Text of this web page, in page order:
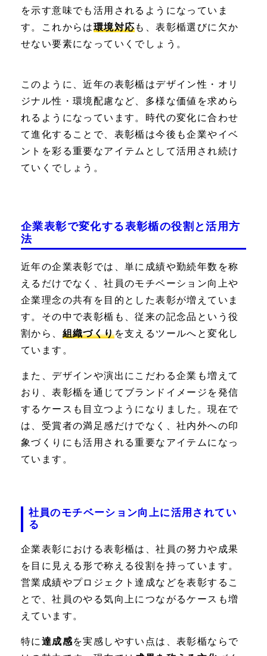
を示す意味でも活用されるようになっていま
す。これからは環境対応も、表彰楯選びに欠か
せない要素になっていくでしょう。
このように、近年の表彰楯はデザイン性・オリ
ジナル性・環境配慮など、多様な価値を求めら
れるようになっています。時代の変化に合わせ
て進化することで、表彰楯は今後も企業やイベ
ントを彩る重要なアイテムとして活用され続け
ていくでしょう。
企業表彰で変化する表彰楯の役割と活用方
法
近年の企業表彰では、単に成績や勤続年数を称
えるだけでなく、社員のモチベーション向上や
企業理念の共有を目的とした表彰が増えていま
す。その中で表彰楯も、従来の記念品という役
割から、 組織づくりを支えるツールへと変化し
ています。
また、デザインや演出にこだわる企業も増えて
おり、表彰楯を通じてブランドイメージを発信
するケースも目立つようになりました。現在で
は、受賞者の満足感だけでなく、社内外への印
象づくりにも活用される重要なアイテムになっ
ています。
社員のモチベーション向上に活用されてい
る
企業表彰における表彰楯は、社員の努力や成果
を目に見える形で称える役割を持っています。
営業成績やプロジェクト達成などを表彰するこ
とで、社員のやる気向上につながるケースも増
えています。
特に 達成感を実感しやすい点は、表彰楯ならで